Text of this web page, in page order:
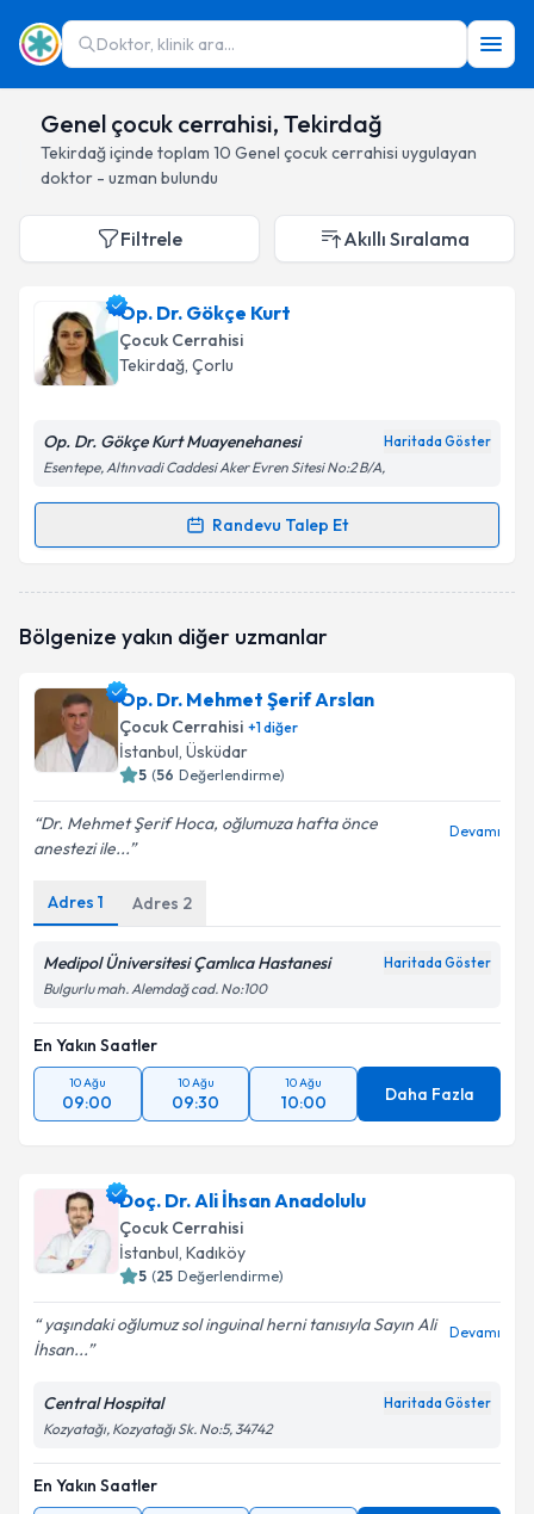
Doktor, klinik ara...
Genel çocuk cerrahisi, Tekirdağ
Tekirdağiçinde toplam 10 Genel çocuk cerrahisi uygulayan
doktor - uzman bulundu
Filtrele Akıllı Sıralama
Op. Dr. Gökçe Kurt
Çocuk Cerrahisi
Tekirdağ, Çorlu
Op. Dr. Gökçe Kurt Muayenehanesi Haritada Göster
Esentepe, Altınvadi Caddesi Aker Evren Sitesi No:2 B/A,
Randevu Talep Et
Randevu Takvimi Talebi
oluşturun. Size bu uzmandan randevu almanız için bir
E-posta Adresiniz
Kişisel verilerimin işlenmesine ilişkin
Aydınlatma
Metni
Takvim Talebini Gönder
Bölgenize yakın diğer uzmanlar
Op. Dr. Mehmet Şerif Arslan
Çocuk Cerrahisi +1diğer
İstanbul, Üsküdar
5 (56 Değerlendirme)
Dr. Mehmet Şerif Hoca, oğlumuza hafta önce
anestezi ile...
Devamı
Adres 1 Adres 2
Medipol Üniversitesi Çamlıca Hastanesi Haritada Göster
Bulgurlu mah. Alemdağ cad. No:100
En Yakın Saatler
10 Ağu
09:00
10 Ağu
09:30
10 Ağu
10:00 Daha Fazla
Doç. Dr. Ali İhsan Anadolulu
Çocuk Cerrahisi
İstanbul, Kadıköy
5 (25 Değerlendirme)
yaşındaki oğlumuz sol inguinal herni tanısıyla Sayın Ali
İhsan...
Devamı
Central Hospital Haritada Göster
Kozyatağı, Kozyatağı Sk. No:5, 34742
En Yakın Saatler